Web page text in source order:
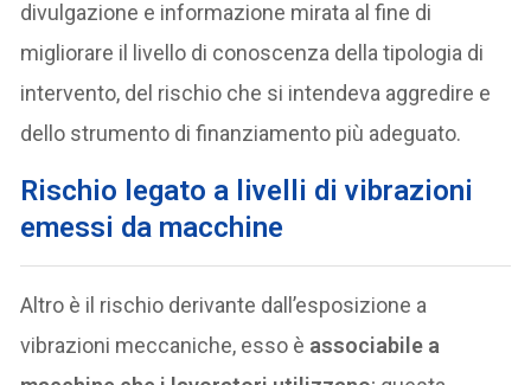
divulgazione e informazione mirata al fine di
migliorare il livello di conoscenza della tipologia di
intervento, del rischio che si intendeva aggredire e
dello strumento di finanziamento più adeguato.
Rischio legato a livelli di vibrazioni
emessi da macchine
Altro è il rischio derivante dall’esposizione a
vibrazioni meccaniche, esso è associabile a